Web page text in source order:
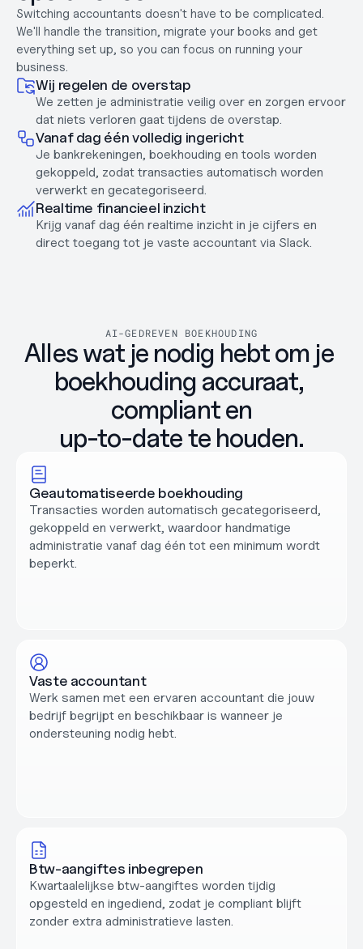
4
Switching accountants doesn't have to be complicated.
We'll handle the transition, migrate your books and get
everything set up, so you can focus on running your
business.
Wij regelen de overstap
We zetten je administratie veilig over en zorgen ervoor
dat niets verloren gaat tijdens de overstap.
Vanaf dag één volledig ingericht
Je bankrekeningen, boekhouding en tools worden
gekoppeld, zodat transacties automatisch worden
verwerkt en gecategoriseerd.
Realtime financieel inzicht
Krijg vanaf dag één realtime inzicht in je cijfers en
direct toegang tot je vaste accountant via Slack.
AI-GEDREVEN BOEKHOUDING
Alles wat je nodig hebt om je
boekhouding accuraat,
compliant en
up-to-date te houden.
Geautomatiseerde boekhouding
Transacties worden automatisch gecategoriseerd,
gekoppeld en verwerkt, waardoor handmatige
administratie vanaf dag één tot een minimum wordt
beperkt.
Vaste accountant
Werk samen met een ervaren accountant die jouw
bedrijf begrijpt en beschikbaar is wanneer je
ondersteuning nodig hebt.
Btw-aangiftes inbegrepen
Kwartaalelijkse btw-aangiftes worden tijdig
opgesteld en ingediend, zodat je compliant blijft
zonder extra administratieve lasten.